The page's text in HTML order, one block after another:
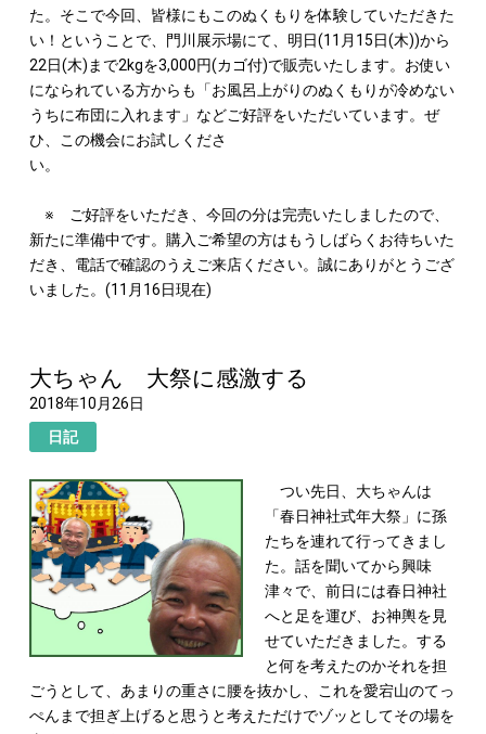
た。そこで今回、皆様にもこのぬくもりを体験していただきた
い！ということで、門川展示場にて、明日(11月15日(木))から
22日(木)まで2kgを3,000円(カゴ付)で販売いたします。お使い
になられている方からも「お風呂上がりのぬくもりが冷めない
うちに布団に入れます」などご好評をいただいています。ぜ
ひ、この機会にお試しくださ
い。
※ ご好評をいただき、今回の分は完売いたしましたので、
新たに準備中です。購入ご希望の方はもうしばらくお待ちいた
だき、電話で確認のうえご来店ください。誠にありがとうござ
いました。(11月16日現在)
大ちゃん 大祭に感激する
2018年10月26日
日記
つい先日、大ちゃんは
「春日神社式年大祭」に孫
たちを連れて行ってきまし
た。話を聞いてから興味
津々で、前日には春日神社
へと足を運び、お神輿を見
せていただきました。する
と何を考えたのかそれを担
ごうとして、あまりの重さに腰を抜かし、これを愛宕山のてっ
ぺんまで担ぎ上げると思うと考えただけでゾッとしてその場を